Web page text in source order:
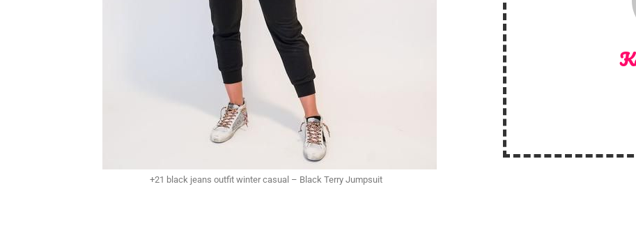
+21 black jeans outfit winter casual – Black Terry Jumpsuit